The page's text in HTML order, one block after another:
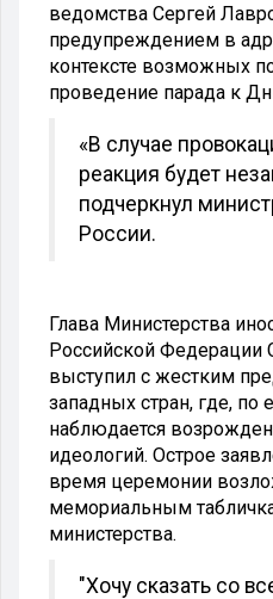
ведомства Сергей
предупреждением в
контексте возможных
проведение парада к
«В случае
реакция будет
подчеркнул
России.
Глава Министерства
Российской Федерации
выступил с жестким
западных стран, где, по
наблюдается
идеологий. Острое
время церемонии
мемориальным
министерства.
"Хочу сказать со